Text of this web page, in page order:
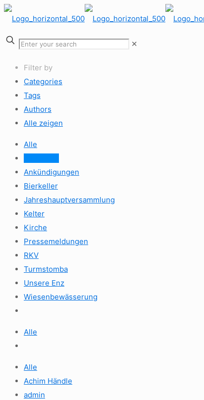
✕
Filter by
Categories
Tags
Authors
Alle zeigen
Alle
Ankündigungen
Bierkeller
Jahreshauptversammlung
Kelter
Kirche
Pressemeldungen
RKV
Turmstomba
Unsere Enz
Wiesenbewässerung
Alle
Alle
Achim Händle
admin